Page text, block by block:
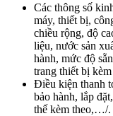
Các thông số
máy, thiết bị,
chiều rộng, độ
liệu, nước sản
hành, mức độ
trang thiết bị
Điều kiện thanh
bảo hành, lắp
thế kèm theo,…/.